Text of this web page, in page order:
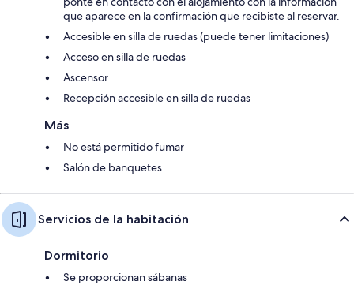
que aparece en la confirmación que recibiste al reservar.
Accesible en silla de ruedas (puede tener limitaciones)
Acceso en silla de ruedas
Ascensor
Recepción accesible en silla de ruedas
Más
No está permitido fumar
Salón de banquetes
Servicios de la habitación
Dormitorio
Se proporcionan sábanas